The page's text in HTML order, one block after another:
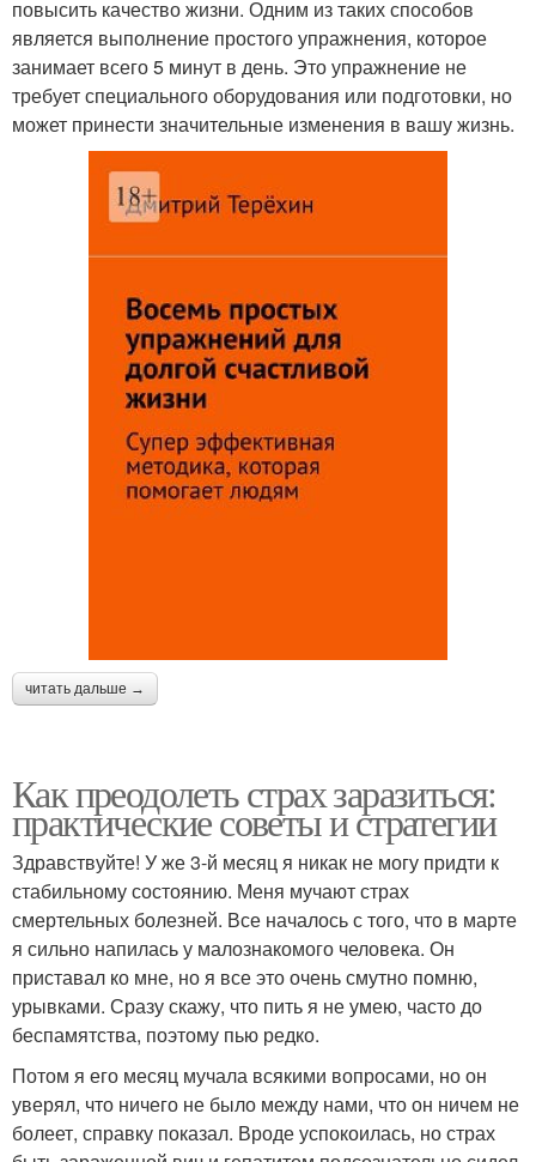
повысить качество жизни. Одним из таких способов
является выполнение простого упражнения, которое
занимает всего 5 минут в день. Это упражнение не
требует специального оборудования или подготовки, но
может принести значительные изменения в вашу жизнь.
читать дальше →
Как преодолеть страх заразиться:
практические советы и стратегии
Здравствуйте! У же 3-й месяц я никак не могу придти к
стабильному состоянию. Меня мучают страх
смертельных болезней. Все началось с того, что в марте
я сильно напилась у малознакомого человека. Он
приставал ко мне, но я все это очень смутно помню,
урывками. Сразу скажу, что пить я не умею, часто до
беспамятства, поэтому пью редко.
Потом я его месяц мучала всякими вопросами, но он
уверял, что ничего не было между нами, что он ничем не
болеет, справку показал. Вроде успокоилась, но страх